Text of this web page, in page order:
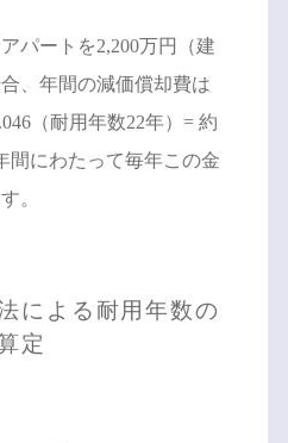
パートを2,200万円（建
、年間の減価償却費は
（耐用年数22年）= 約
間にわたって毎年この金
。
による耐用年数の
定